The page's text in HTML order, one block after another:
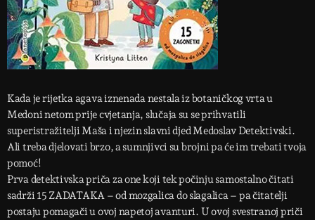
Kada je rijetka agava iznenada nestala iz botaničkog vrta u
Medoni netom prije cvjetanja, slučaja su se prihvatili
superistražitelji Maša i njezin slavni djed Medoslav Detektivski.
Ali treba djelovati brzo, a sumnjivci su brojni pa će im trebati tvoja
pomoć!
Prva detektivska priča za one koji tek počinju samostalno čitati
sadrži 15 ZADATAKA – od mozgalica do slagalica – pa čitatelji
postaju pomagači u ovoj napetoj avanturi. U ovoj svestranoj priči